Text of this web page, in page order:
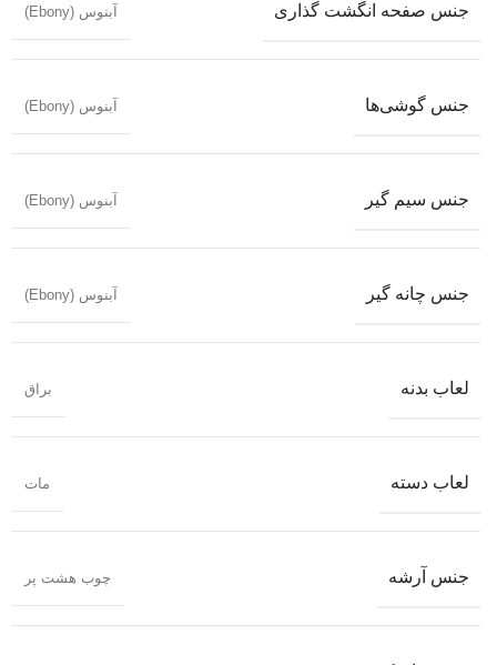
جنس صفحه انگشت گذاری آبنوس (Ebony)
جنس گوشی‌ها آبنوس (Ebony)
جنس سیم گیر آبنوس (Ebony)
جنس چانه گیر آبنوس (Ebony)
لعاب بدنه براق
لعاب دسته مات
جنس آرشه چوب هشت پر